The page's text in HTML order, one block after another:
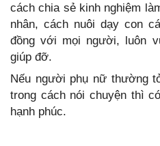
cách chia sẻ kinh nghiệm
nhân, cách nuôi dạy con
đồng với mọi người, luôn
giúp đỡ.
Nếu người phụ nữ thường
trong cách nói chuyện thì
hạnh phúc.